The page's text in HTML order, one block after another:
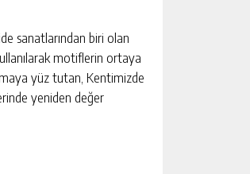
sanatlarından biri olan
motiflerin ortaya
yüz tutan, Kentimizde
yeniden değer